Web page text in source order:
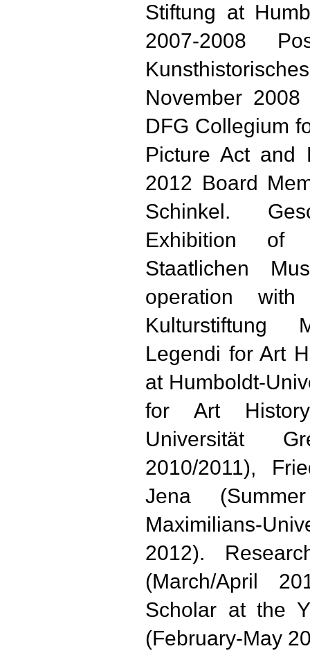
Stiftung at
2007-2008
November
DFG Collegium
Picture Act and
2012 Board
Schinkel.
Exhibition of
Staatlichen
operation
Kulturstiftung
Legendi for Art
at Humboldt-
for Art History
Universität
2010/2011),
Jena
Maximilians-
2012).
(March/April
Scholar at the
(February-May